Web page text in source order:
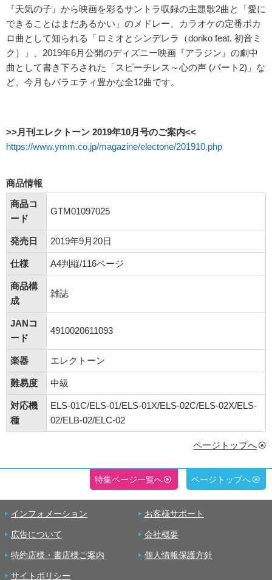
『天気の子』から映画を彩るサントラ収録の主題歌2曲と「愛に
できることはまだあるかい」のメドレー、カラオケの定番ボカ
ロ曲として知られる「ロミオとシンデレラ（doriko feat. 初音ミ
ク）」、2019年6月公開のディズニー映画『アラジン』の劇中
曲として書き下ろされた「スピーチレス～心の声 (パート2)」な
ど、今月もバラエティ豊かな全12曲です。
>>月刊エレクトーン 2019年10月号のご案内<<
https://www.ymm.co.jp/magazine/electone/201910.php
商品情報
商品コ
ード
GTM01097025
発売日 2019年9月20日
仕様 A4判縦/116ページ
商品構
成
雑誌
JANコ
ード
4910020611093
楽器 エレクトーン
難易度 中級
対応機
種
ELS-01C/ELS-01/ELS-01X/ELS-02C/ELS-02X/ELS-
02/ELB-02/ELC-02
ページトップへ
特集ページ一覧へ ページトップへ
インフォメーション お客様サポート
広告について 会社概要
特約店様・書店様ご案内 個人情報保護方針
サイトポリシー